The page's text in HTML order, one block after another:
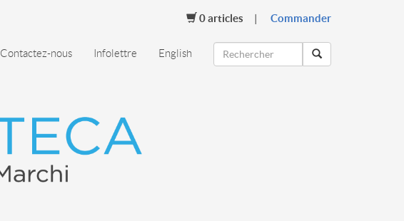
0articles Commander
Contactez-nous Infolettre English